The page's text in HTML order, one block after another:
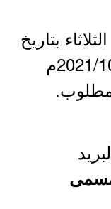
بتاريخ
1443/02/28هـ الموافق 2021/10/05م
مسمى